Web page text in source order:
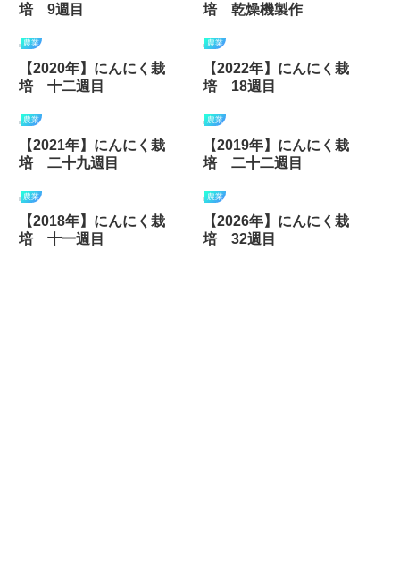
培 9週目
培 乾燥機製作
農業
【2020年】にんにく栽
培 十二週目
農業
【2022年】にんにく栽
培 18週目
農業
【2021年】にんにく栽
培 二十九週目
農業
【2019年】にんにく栽
培 二十二週目
農業
【2018年】にんにく栽
培 十一週目
農業
【2026年】にんにく栽
培 32週目